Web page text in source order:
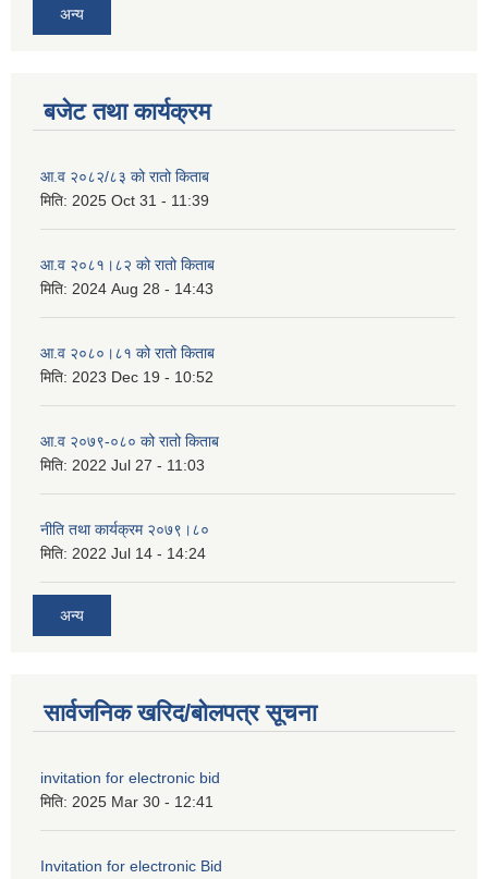
अन्य
बजेट तथा कार्यक्रम
आ.व २०८२/८३ को रातो किताब
मिति: 2025 Oct 31 - 11:39
आ.व २०८१।८२ को रातो किताब
मिति: 2024 Aug 28 - 14:43
आ.व २०८०।८१ को रातो किताब
मिति: 2023 Dec 19 - 10:52
आ.व २०७९-०८० को रातो किताब
मिति: 2022 Jul 27 - 11:03
नीति तथा कार्यक्रम २०७९।८०
मिति: 2022 Jul 14 - 14:24
अन्य
सार्वजनिक खरिद/बोलपत्र सूचना
invitation for electronic bid
मिति: 2025 Mar 30 - 12:41
Invitation for electronic Bid